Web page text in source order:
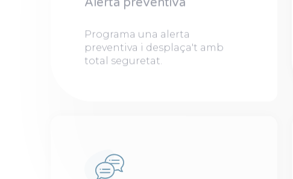
Programa una alerta
preventiva i desplaça't amb
total seguretat.